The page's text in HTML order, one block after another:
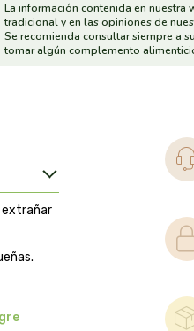
La información contenida en nuestra
tradicional y en las opiniones de
Se recomienda consultar siempre a
tomar algún complemento
extrañar